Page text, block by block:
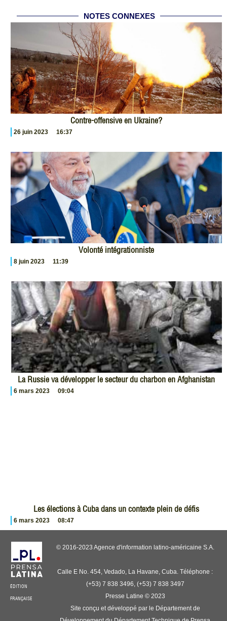
NOTES CONNEXES
Contre-offensive en Ukraine?
26 juin 2023 16:37
Volonté intégrationniste
8 juin 2023 11:39
La Russie va développer le secteur du charbon en Afghanistan
6 mars 2023 09:04
Les élections à Cuba dans un contexte plein de défis
6 mars 2023 08:47
ÉDITION
FRANÇAISE
© 2016-2023 Agence d'information latino-américaine S.A.
Calle E No. 454, Vedado, La Havane, Cuba. Téléphone :
(+53) 7 838 3496, (+53) 7 838 3497
Presse Latine © 2023
Site conçu et développé par le Département de